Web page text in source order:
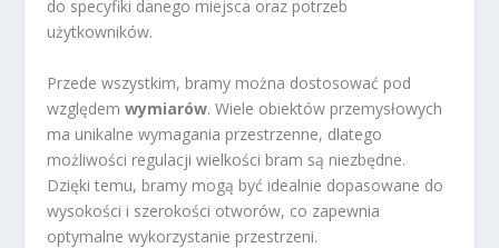
do specyfiki danego miejsca oraz potrzeb
użytkowników.
Przede wszystkim, bramy można dostosować pod
względemwymiarów. Wiele obiektów przemysłowych
ma unikalne wymagania przestrzenne, dlatego
możliwości regulacji wielkości bram są niezbędne.
Dzięki temu, bramy mogą być idealnie dopasowane do
wysokości i szerokości otworów, co zapewnia
optymalne wykorzystanie przestrzeni.